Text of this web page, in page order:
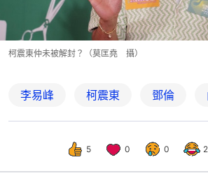
柯震東仲未被解封？（莫匡堯 攝）
李易峰 柯震東 鄧倫
5 0 0 2